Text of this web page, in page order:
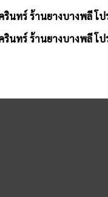
นทร์ ร้านยางบางพลี โ
นทร์ ร้านยางบางพลี โ